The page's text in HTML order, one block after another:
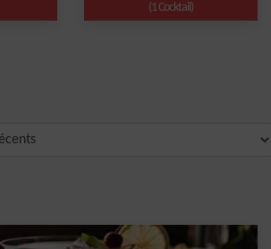
(1 Cocktail)